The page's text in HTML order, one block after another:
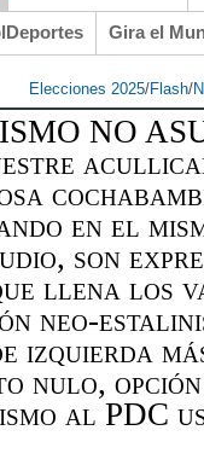
Gira el
Elecciones 2025/Flash/
NO
en el
son
llena los
neo-
izquierda
nulo,
al PDC